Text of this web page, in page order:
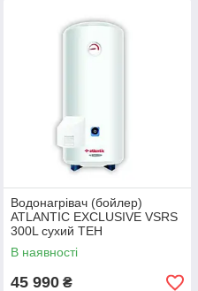
Водонагрівач (бойлер)
ATLANTIC EXCLUSIVE VSRS
300L сухий ТЕН
В наявності
45 990 ₴